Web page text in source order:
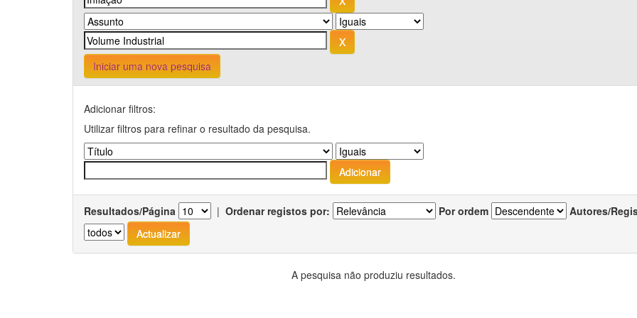
Iniciar uma nova pesquisa
Adicionar filtros:
Utilizar filtros para refinar o resultado da pesquisa.
Resultados/Página | Ordenar registos por: Por ordem Autores/
A pesquisa não produziu resultados.